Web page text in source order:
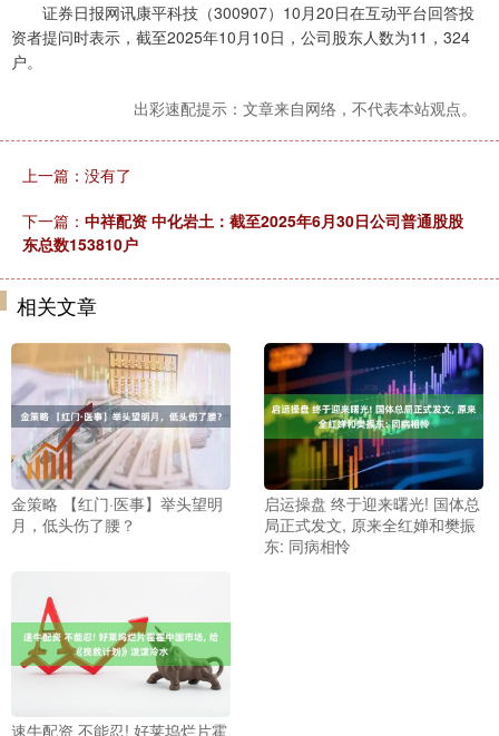
证券日报网讯康平科技（300907）10月20日在互动平台回答投
资者提问时表示，截至2025年10月10日，公司股东人数为11，324
户。
出彩速配提示：文章来自网络，不代表本站观点。
上一篇：没有了
下一篇： 中祥配资 中化岩土：截至2025年6月30日公司普通股股
东总数153810户
相关文章
金策略 【红门·医事】举头望明
月，低头伤了腰？
启运操盘 终于迎来曙光! 国体总
局正式发文, 原来全红婵和樊振
东: 同病相怜
速牛配资 不能忍! 好莱坞烂片霍